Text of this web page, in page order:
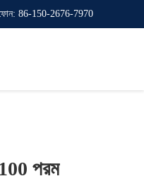
86-150-2676-7970
পরম